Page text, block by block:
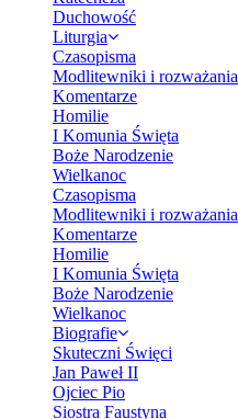
Duchowość
Liturgia
Czasopisma
Modlitewniki i rozważania
Komentarze
Homilie
I Komunia Święta
Boże Narodzenie
Wielkanoc
Czasopisma
Modlitewniki i rozważania
Komentarze
Homilie
I Komunia Święta
Boże Narodzenie
Wielkanoc
Biografie
Skuteczni Święci
Jan Paweł II
Ojciec Pio
Siostra Faustyna